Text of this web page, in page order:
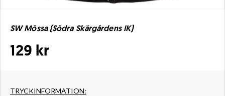
SW Mössa (Södra Skärgårdens IK)
129 kr
TRYCKINFORMATION: